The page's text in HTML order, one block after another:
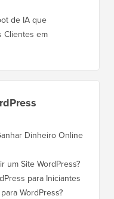
de IA que
Clientes em
Dinheiro Online
um Site WordPress?
para Iniciantes
WordPress?